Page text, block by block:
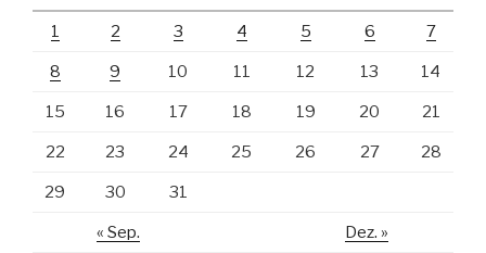
« Sep. Dez. »
1 2 3 4 5 6 7
8 9 10 11 12 13 14
15 16 17 18 19 20 21
22 23 24 25 26 27 28
29 30 31